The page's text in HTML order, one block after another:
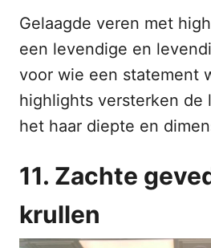
Gelaagde veren met
een levendige en
voor wie een statement
highlights versterken de
het haar diepte en
11. Zachte
krullen